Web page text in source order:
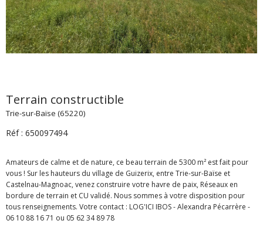
Terrain constructible
Trie-sur-Baïse (65220)
Réf : 650097494
Amateurs de calme et de nature, ce beau terrain de 5300 m² est fait pour
vous ! Sur les hauteurs du village de Guizerix, entre Trie-sur-Baïse et
Castelnau-Magnoac, venez construire votre havre de paix, Réseaux en
bordure de terrain et CU validé. Nous sommes à votre disposition pour
tous renseignements. Votre contact : LOG'ICI IBOS - Alexandra Pécarrère -
06 10 88 16 71 ou 05 62 34 89 78